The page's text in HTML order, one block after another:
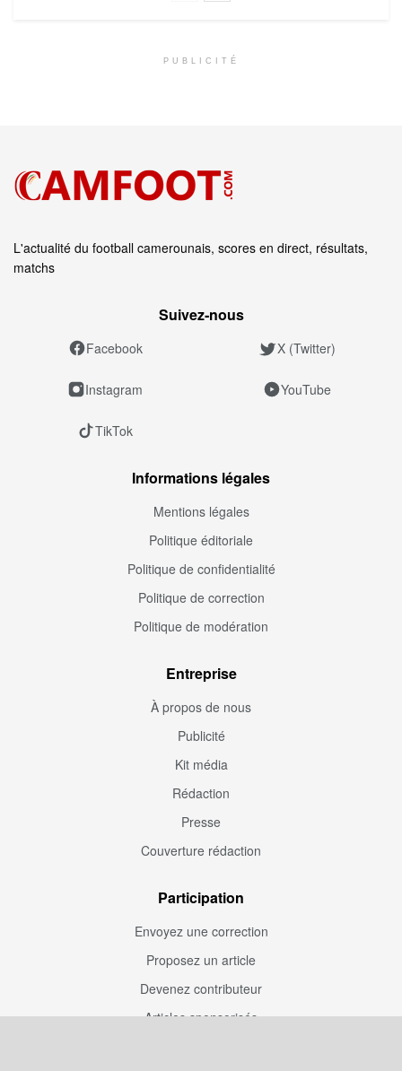
PUBLICITÉ
L'actualité du football camerounais, scores en direct, résultats,
matchs
Suivez‑nous
Facebook X (Twitter)
Instagram YouTube
TikTok
Informations légales
Mentions légales
Politique éditoriale
Politique de confidentialité
Politique de correction
Politique de modération
Entreprise
À propos de nous
Publicité
Kit média
Rédaction
Presse
Couverture rédaction
Participation
Envoyez une correction
Proposez un article
Devenez contributeur
Articles sponsorisés